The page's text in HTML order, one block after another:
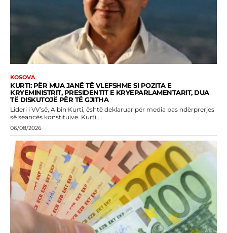
KOSOVA
KURTI: PËR MUA JANË TË VLEFSHME SI POZITA E
KRYEMINISTRIT, PRESIDENTIT E KRYEPARLAMENTARIT, DUA
TË DISKUTOJË PËR TË GJITHA
Lideri i VV’së, Albin Kurti, është deklaruar për media pas ndërprerjes
së seancës konstituive. Kurti,...
06/08/2026